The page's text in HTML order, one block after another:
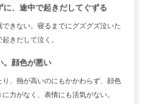
、途中で起きだしてぐずる
きない。寝るまでにグズグズ泣いた
きだして泣く。
顔色が悪い
、熱が高いのにもかかわらず、顔色
力がなく、表情にも活気がない。